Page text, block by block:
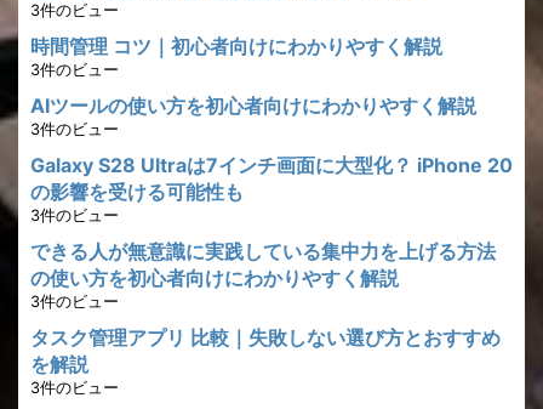
3件のビュー
時間管理 コツ｜初心者向けにわかりやすく解説
3件のビュー
AIツールの使い方を初心者向けにわかりやすく解説
3件のビュー
Galaxy S28 Ultraは7インチ画面に大型化？ iPhone 20
の影響を受ける可能性も
3件のビュー
できる人が無意識に実践している集中力を上げる方法
の使い方を初心者向けにわかりやすく解説
3件のビュー
タスク管理アプリ 比較｜失敗しない選び方とおすすめ
を解説
3件のビュー